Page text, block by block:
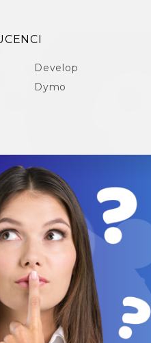
Develop
Dymo